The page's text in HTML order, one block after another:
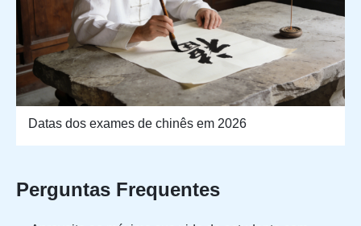
Datas dos exames de chinês em 2026
Perguntas Frequentes